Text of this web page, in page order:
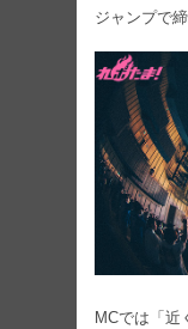
ジャンプで締
MCでは「近